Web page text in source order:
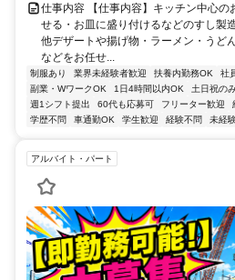
仕事内容 【仕事内容】キッチン中心の
せる・お皿に盛り付けるなどのすし製
他デザートや揚げ物・ラーメン・うど
などをお任せ...
制服あり 業界未経験者歓迎 扶養内勤務OK 社
副業・WワークOK
1日4時間以内OK 土日祝の
週1シフト提出
60代も応募可 フリーター歓迎
学歴不問
車通勤OK 学生歓迎 経験不問 未経
アルバイト・パート